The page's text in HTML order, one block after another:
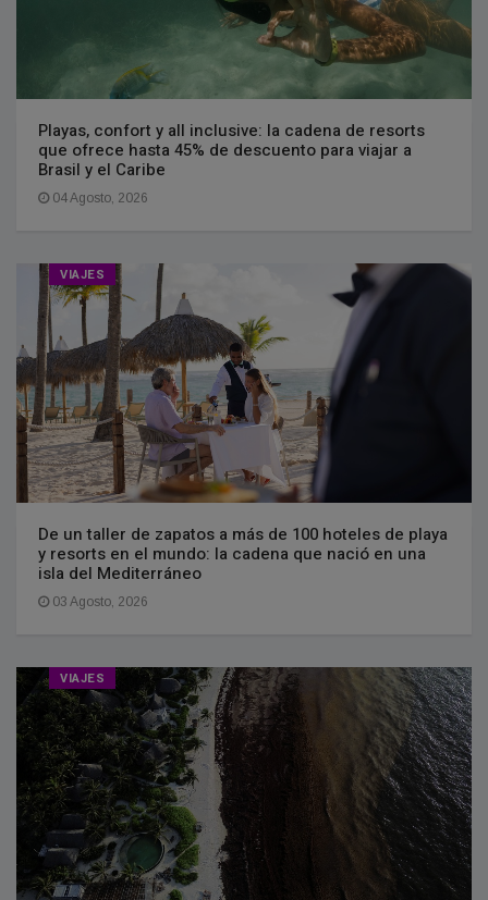
Playas, confort y all inclusive: la cadena de resorts
que ofrece hasta 45% de descuento para viajar a
Brasil y el Caribe
04 Agosto, 2026
VIAJES
De un taller de zapatos a más de 100 hoteles de playa
y resorts en el mundo: la cadena que nació en una
isla del Mediterráneo
03 Agosto, 2026
VIAJES